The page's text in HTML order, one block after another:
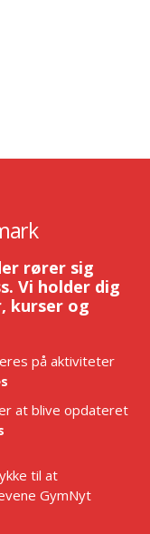
rører sig
Vi holder dig
kurser og
på aktiviteter
at blive opdateret
til at
GymNyt